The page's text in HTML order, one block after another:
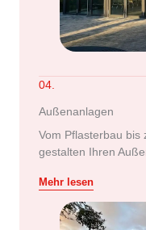
04.
Außenanlagen
Vom Pflasterbau bis
gestalten Ihren
Mehr lesen